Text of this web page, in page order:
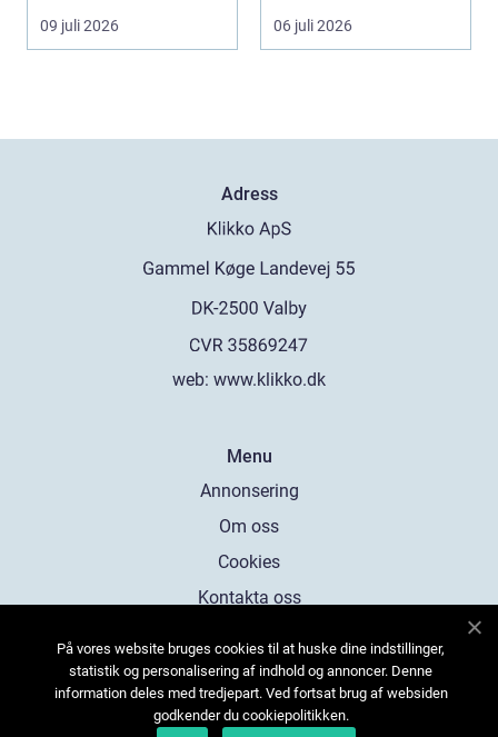
09 juli 2026
som kl...
06 juli 2026
Adress
web: www.klikko.dk
Menu
Annonsering
Om oss
Cookies
Kontakta oss
På vores website bruges cookies til at huske dine indstillinger,
statistik og personalisering af indhold og annoncer. Denne
information deles med tredjepart. Ved fortsat brug af websiden
godkender du cookiepolitikken.